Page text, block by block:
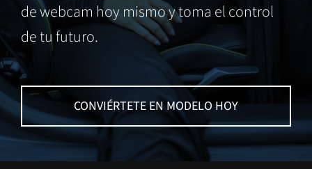
de webcam hoy mismo y toma el control
de tu futuro.
CONVIÉRTETE EN MODELO HOY